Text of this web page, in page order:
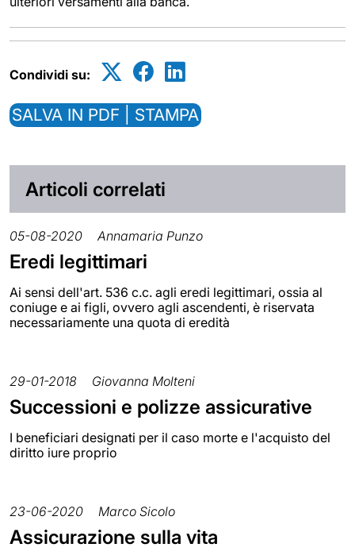
Condividi su:
SALVA IN PDF | STAMPA
Articoli correlati
05-08-2020 Annamaria Punzo
Eredi legittimari
Ai sensi dell'art. 536 c.c. agli eredi legittimari, ossia al
coniuge e ai figli, ovvero agli ascendenti, è riservata
necessariamente una quota di eredità
29-01-2018 Giovanna Molteni
Successioni e polizze assicurative
I beneficiari designati per il caso morte e l'acquisto del
diritto iure proprio
23-06-2020 Marco Sicolo
Assicurazione sulla vita